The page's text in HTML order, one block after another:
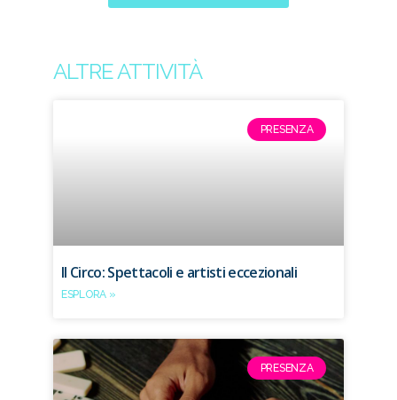
ALTRE ATTIVITÀ
PRESENZA
Il Circo: Spettacoli e artisti eccezionali
ESPLORA »
PRESENZA